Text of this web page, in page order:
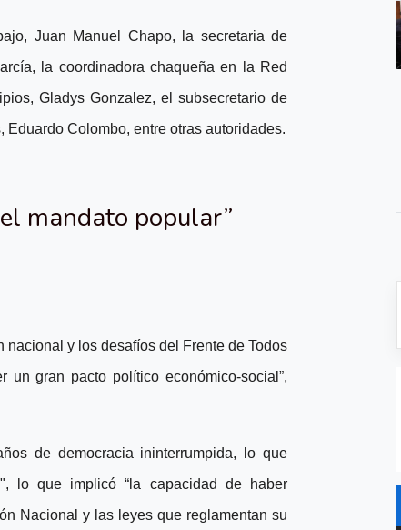
Juan Manuel Chapo, la secretaria de
la coordinadora chaqueña en la Red
Gladys Gonzalez, el subsecretario de
Colombo, entre otras autoridades.
mandato popular”
y los desafíos del Frente de Todos
gran pacto político económico-social”,
de democracia ininterrumpida, lo que
lo que implicó “la capacidad de haber
Nacional y las leyes que reglamentan su